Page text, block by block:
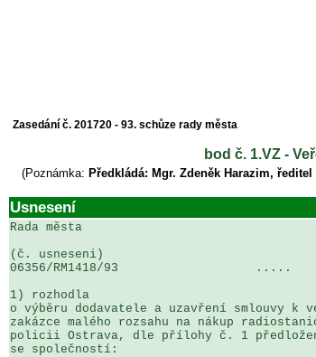
Zasedání č. 201720 - 93. schůze rady města
bod č. 1.VZ -
(Poznámka: Předkládá: Mgr. Zdeněk Harazim,
Usnesení
Rada města
(č. usneseni)
06356/RM1418/93
1) rozhodla
o výběru dodavatele a uzavření smlouvy k
zakázce malého rozsahu na nákup
policii Ostrava, dle přílohy č. 1
se společností: